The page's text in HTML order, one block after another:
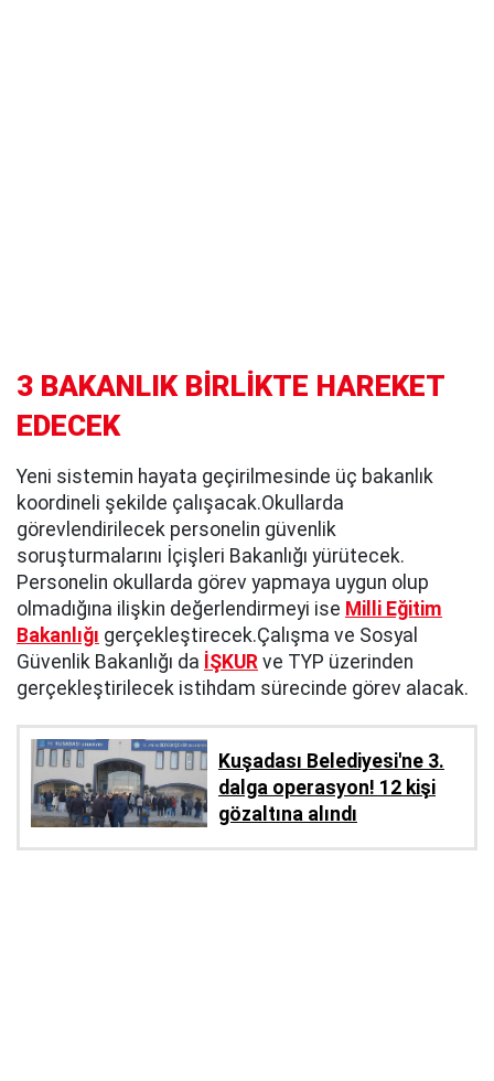
3 BAKANLIK BİRLİKTE HAREKET
EDECEK
Yeni sistemin hayata geçirilmesinde üç bakanlık
koordineli şekilde çalışacak.Okullarda
görevlendirilecek personelin güvenlik
soruşturmalarını İçişleri Bakanlığı yürütecek.
Personelin okullarda görev yapmaya uygun olup
olmadığına ilişkin değerlendirmeyi ise Milli Eğitim
Bakanlığı gerçekleştirecek.Çalışma ve Sosyal
Güvenlik Bakanlığı da İŞKUR ve TYP üzerinden
gerçekleştirilecek istihdam sürecinde görev alacak.
Kuşadası Belediyesi'ne 3.
dalga operasyon! 12 kişi
gözaltına alındı